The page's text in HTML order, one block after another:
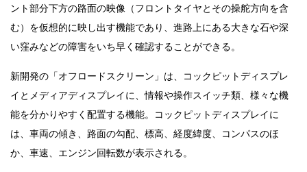
ント部分下方の路面の映像（フロントタイヤとその操舵方向を含
む）を仮想的に映し出す機能であり、進路上にある大きな石や深
い窪みなどの障害をいち早く確認することができる。
新開発の「オフロードスクリーン」は、コックピットディスプレ
イとメディアディスプレイに、情報や操作スイッチ類、様々な機
能を分かりやすく配置する機能。コックピットディスプレイに
は、車両の傾き、路面の勾配、標高、経度緯度、コンパスのほ
か、車速、エンジン回転数が表示される。